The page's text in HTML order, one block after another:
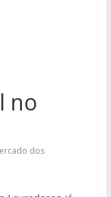
no
dos